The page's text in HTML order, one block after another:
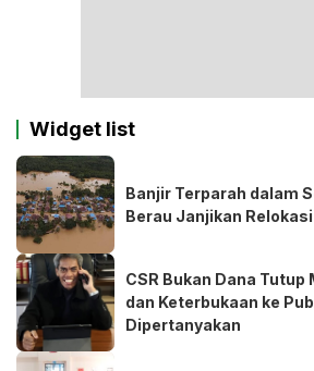
Widget list
Banjir Terparah dalam
Berau Janjikan Relokasi
CSR Bukan Dana
dan Keterbukaan ke
Dipertanyakan